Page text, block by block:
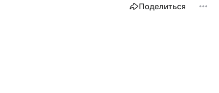
Поделиться